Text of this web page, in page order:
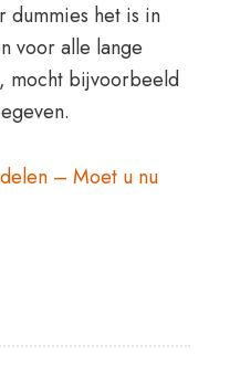
dummies het is in
voor alle lange
mocht bijvoorbeeld
– Moet u nu